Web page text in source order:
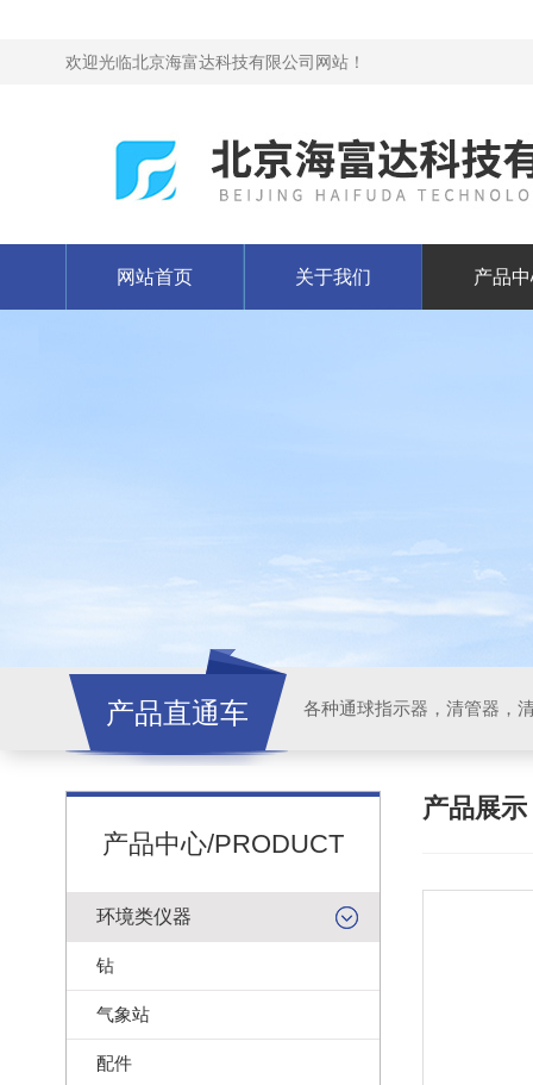
欢迎光临北京海富达科技有限公司网站！
网站首页 关于我们 产品
产品直通车 各种通球指示器，清管器，
产品中心/PRODUCT
环境类仪器
钻
气象站
配件
产品展示